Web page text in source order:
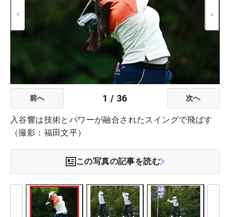
前へ 1 / 36 次へ
入谷響は技術とパワーが融合されたスイングで飛ばす
（撮影：福田文平）
この写真の記事を読む